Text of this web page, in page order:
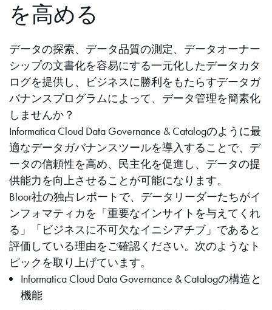
を高める
データの探索、データ品質の測定、データオーナー
シップの文書化を容易にする一元化したデータカタ
ログを提供し、ビジネスに勝利をもたらすデータガ
バナンスプログラムによって、データ管理を簡素化
しませんか？
Informatica Cloud Data Governance & Catalogのように最
適なデータガバナンスツールを導入することで、デ
ータの信頼性を高め、民主化を促進し、データの提
供能力を向上させることが可能になります。
Bloor社の独占レポートで、データリーダーたちがイ
ンフォマティカを「重要なインサイトを与えてくれ
る」「ビジネスに不可欠なイニシアチブ」であると
評価している理由をご確認ください。次のようなト
ピックを取り上げています。
Informatica Cloud Data Governance & Catalogの構造と
機能